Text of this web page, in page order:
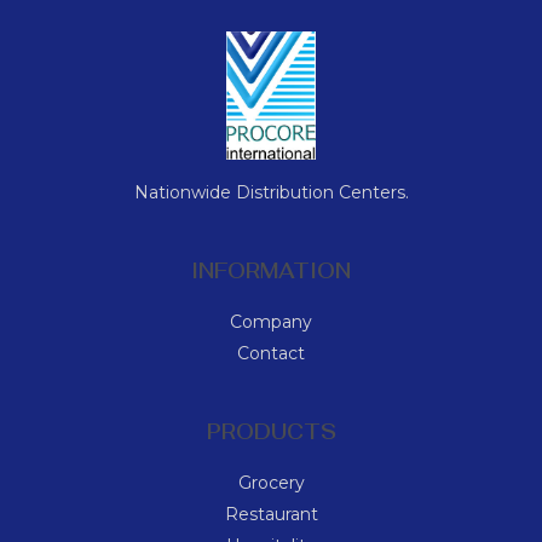
Nationwide Distribution Centers.
INFORMATION
Company
Contact
PRODUCTS
Grocery
Restaurant